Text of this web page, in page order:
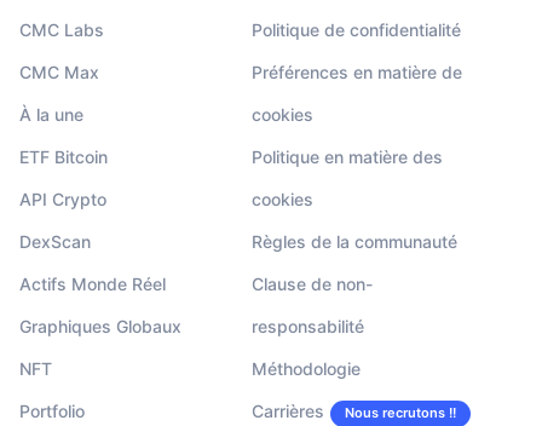
CMC Labs
CMC Max
À la une
ETF Bitcoin
API Crypto
DexScan
Actifs Monde Réel
Graphiques Globaux
NFT
Portfolio
Politique de confidentialité
Préférences en matière de
cookies
Politique en matière des
cookies
Règles de la communauté
Clause de non-
responsabilité
Méthodologie
Carrières Nous recrutons !!